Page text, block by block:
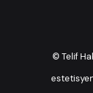
© Telif